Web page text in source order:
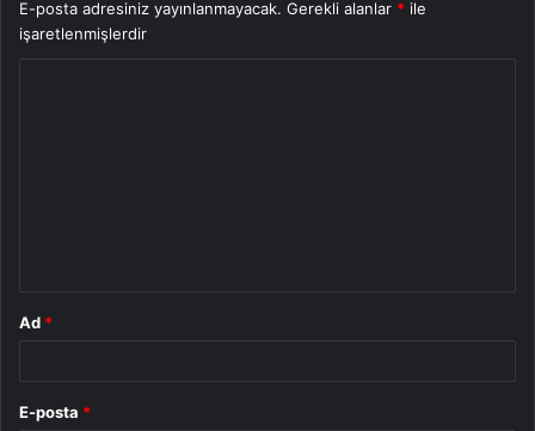
E-posta adresiniz yayınlanmayacak. Gerekli alanlar * ile
işaretlenmişlerdir
Ad *
E-posta *